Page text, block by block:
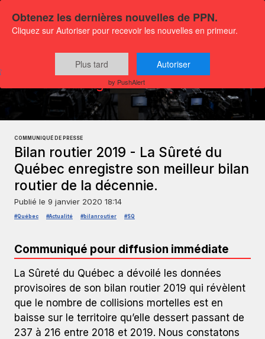
Communiqués
Actualités générales
COMMUNIQUÉ DE PRESSE
Bilan routier 2019 - La Sûreté du
Québec enregistre son meilleur bilan
routier de la décennie.
Publié le 9 janvier 2020 18:14
#Québec #Actualité #bilanroutier #SQ
Communiqué pour diffusion immédiate
La Sûreté du Québec a dévoilé les données
provisoires de son bilan routier 2019 qui révèlent
que le nombre de collisions mortelles est en
baisse sur le territoire qu’elle dessert passant de
237 à 216 entre 2018 et 2019. Nous constatons
Obtenez les dernières nouvelles de PPN.
Cliquez sur Autoriser pour recevoir les nouvelles en primeur.
Plus tard Autoriser
by PushAlert